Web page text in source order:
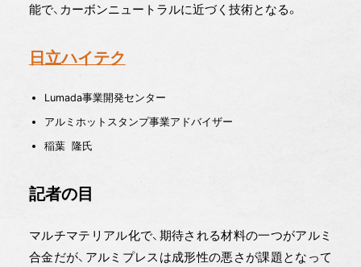
能で、カーボンニュートラルに近づく技術となる。
日立ハイテク
Lumada事業開発センター
アルミホットスタンプ事業アドバイザー
稲葉 隆氏
記者の目
マルチマテリアル化で、期待される材料の一つがアルミ
合金だが、アルミプレスは成形性の悪さが課題となって